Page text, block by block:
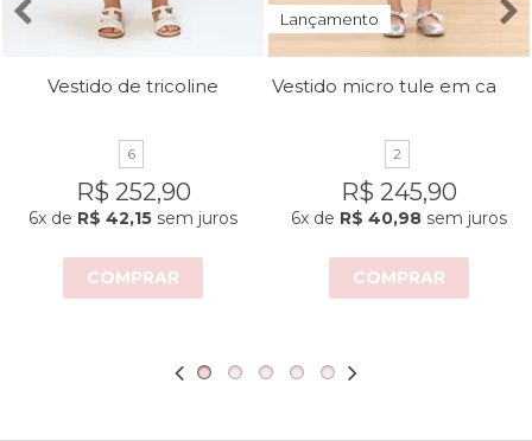
Vestido de tricoline
6
R$ 252,90
6x de R$ 42,15 sem juros
COMPRAR
Lançamento
2
R$ 245,90
6x de R$ 40,98 sem juros
COMPRAR